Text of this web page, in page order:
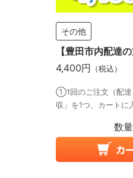
その他
【豊田市内配達
4,400円
（税込）
①1回のご注文（配達
収」を1つ、カートに
数